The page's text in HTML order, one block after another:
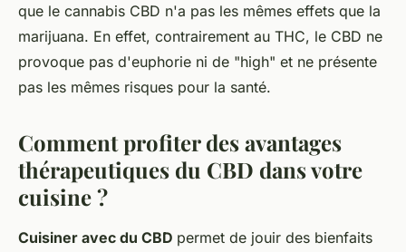
que le cannabis CBD n'a pas les mêmes effets que la
marijuana. En effet, contrairement au THC, le CBD ne
provoque pas d'euphorie ni de "high" et ne présente
pas les mêmes risques pour la santé.
Comment profiter des avantages
thérapeutiques du CBD dans votre
cuisine ?
Cuisiner avec du CBD permet de jouir des bienfaits